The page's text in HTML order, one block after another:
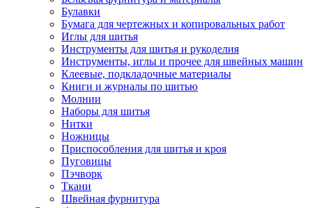
Булавки
Бумага для чертежных и копировальных работ
Иглы для шитья
Инструменты для шитья и рукоделия
Инструменты, иглы и прочее для швейных машин
Клеевые, подкладочные материалы
Книги и журналы по шитью
Молнии
Наборы для шитья
Нитки
Ножницы
Приспособления для шитья и кроя
Пуговицы
Пэчворк
Ткани
Швейная фурнитура